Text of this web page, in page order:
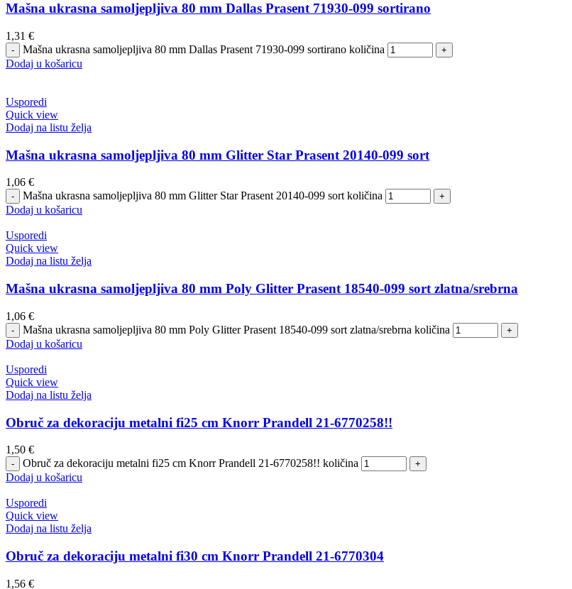
Mašna ukrasna samoljepljiva 80 mm Dallas Prasent 71930-099 sortirano
1,31 €
Mašna ukrasna samoljepljiva 80 mm Dallas Prasent 71930-099 sortirano količina
Dodaj u košaricu
Usporedi
Quick view
Dodaj na listu želja
Mašna ukrasna samoljepljiva 80 mm Glitter Star Prasent 20140-099 sort
1,06 €
Mašna ukrasna samoljepljiva 80 mm Glitter Star Prasent 20140-099 sort količina
Dodaj u košaricu
Usporedi
Quick view
Dodaj na listu želja
Mašna ukrasna samoljepljiva 80 mm Poly Glitter Prasent 18540-099 sort zlatna/srebrna
1,06 €
Mašna ukrasna samoljepljiva 80 mm Poly Glitter Prasent 18540-099 sort zlatna/srebrna količina
Dodaj u košaricu
Usporedi
Quick view
Dodaj na listu želja
Obruč za dekoraciju metalni fi25 cm Knorr Prandell 21-6770258!!
1,50 €
Obruč za dekoraciju metalni fi25 cm Knorr Prandell 21-6770258!! količina
Dodaj u košaricu
Usporedi
Quick view
Dodaj na listu želja
Obruč za dekoraciju metalni fi30 cm Knorr Prandell 21-6770304
1,56 €